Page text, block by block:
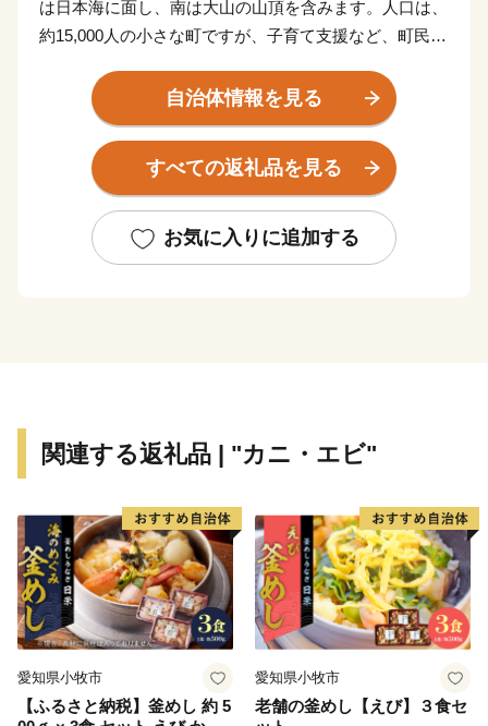
は日本海に面し、南は大山の山頂を含みます。人口は、
約15,000人の小さな町ですが、子育て支援など、町民が
度には合併以降14年間で初めて転入者が転出者を上回り
ました。しかし、依然として人口は、減り続けており、
高齢化の一途を辿っています。これからも人口減少対策
に力を注いでいく必要があります。
大山町を応援してくださる皆様へ
名峰大山の恵みを受けたお礼の品
抱く自然の宝庫です。降った雪や雨をブナの森が受け止
め、ゆっくりと地面に浸透させることで、ミネラルをた
っぷりと含んだ天然水がつくられます。大山の恵みを受
けた水は、豊かな農産物、海藻、魚介類の源になってい
ます。
獲量を誇り、農業ではブロッコリーと梨の生産が盛ん
で、日本でも有数の生産地です。さらに、観光地とし
自治体情報を見る
すべての返礼品を見る
お気に入りに追加する
関連する返礼品 | "カニ・エビ"
愛知県小牧市
【ふるさと納税】釜めし 約 5
愛知県小牧市
老舗の釜めし【えび】３食セ